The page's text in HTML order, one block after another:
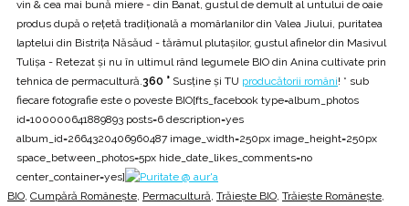
vin & cea mai bună miere - din Banat, gustul de demult al untului de oaie
produs după o rețetă tradițională a momârlanilor din Valea Jiului, puritatea
laptelui din Bistrița Năsăud - tărâmul plutașilor, gustul afinelor din Masivul
Tulişa - Retezat și nu în ultimul rând legumele BIO din Anina cultivate prin
tehnica de permacultură. 360 ° Susține și TU producătorii români! * sub
fiecare fotografie este o poveste BIO[fts_facebook type=album_photos
id=100000641889893 posts=6 description=yes
album_id=2664320406960487 image_width=250px image_height=250px
space_between_photos=5px hide_date_likes_comments=no
center_container=yes]
BIO Cumpără Românește Permacultură Trăiește BIO Trăiește Românește